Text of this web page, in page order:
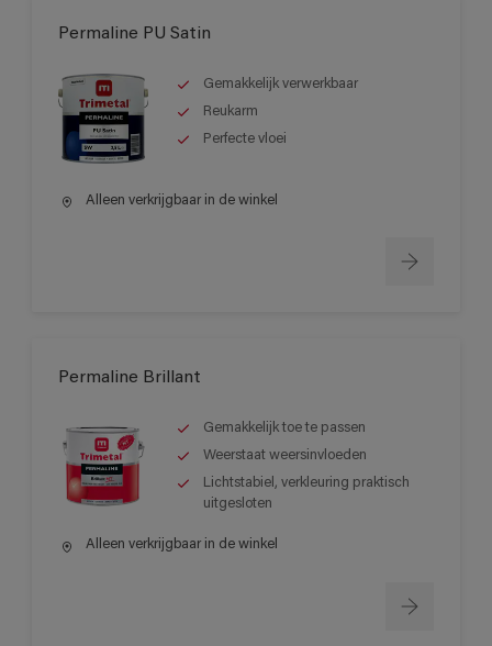
Permaline PU Satin
Gemakkelijk verwerkbaar
Reukarm
Perfecte vloei
Alleen verkrijgbaar in de winkel
Permaline Brillant
Gemakkelijk toe te passen
Weerstaat weersinvloeden
Lichtstabiel, verkleuring praktisch
uitgesloten
Alleen verkrijgbaar in de winkel